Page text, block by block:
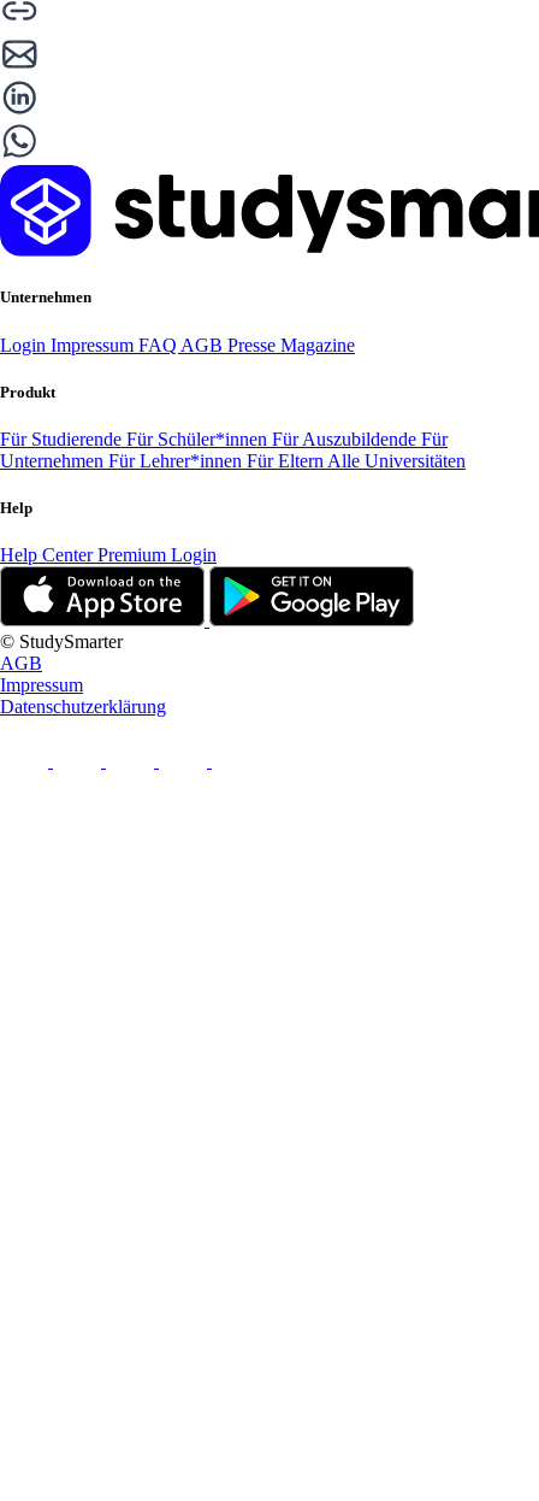
Unternehmen
Login Impressum FAQ AGB Presse Magazine
Produkt
Für Studierende Für Schüler*innen Für Auszubildende Für
Unternehmen Für Lehrer*innen Für Eltern Alle Universitäten
Help
Help CenterPremium Login
© StudySmarter
AGB
Impressum
Datenschutzerklärung